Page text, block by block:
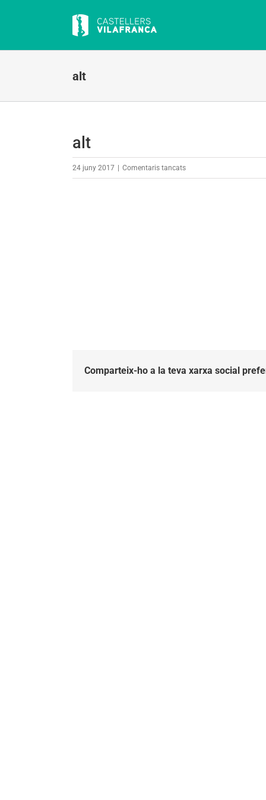
alt
alt
24 juny 2017 Comentaris tancatsa
Comparteix-ho a la teva xarxa social